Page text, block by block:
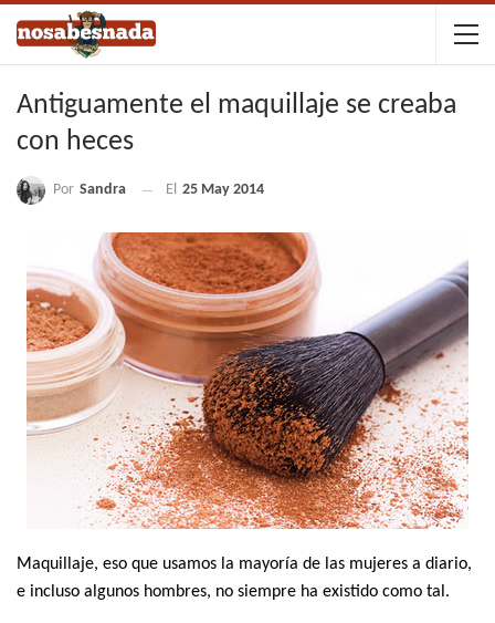
Antiguamente el maquillaje se creaba
con heces
Por Sandra El 25 May 2014
Maquillaje, eso que usamos la mayoría de las mujeres a diario,
e incluso algunos hombres, no siempre ha existido como tal.